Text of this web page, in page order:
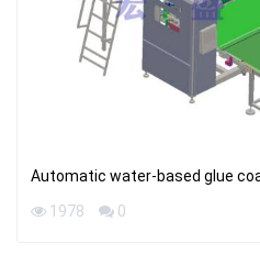
Automatic water-based glue
1978
0